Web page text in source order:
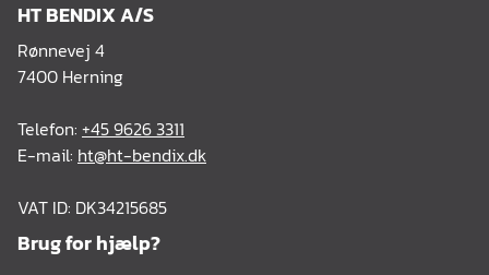
HT BENDIX A/S
Rønnevej 4
7400 Herning
Telefon: +45 9626 3311
E-mail: ht@ht-bendix.dk
VAT ID: DK34215685
Brug for hjælp?